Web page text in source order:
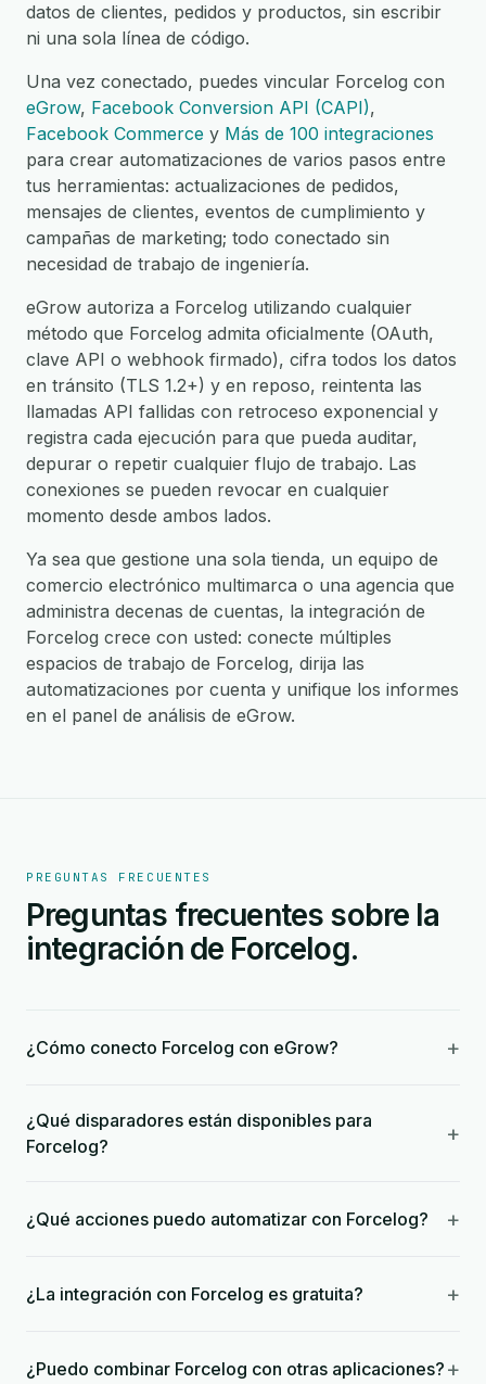
datos de clientes, pedidos y productos, sin escribir
ni una sola línea de código.
Una vez conectado, puedes vincular Forcelog con
eGrow, Facebook Conversion API (CAPI),
Facebook Commerce y Más de 100 integraciones
para crear automatizaciones de varios pasos entre
tus herramientas: actualizaciones de pedidos,
mensajes de clientes, eventos de cumplimiento y
campañas de marketing; todo conectado sin
necesidad de trabajo de ingeniería.
eGrow autoriza a Forcelog utilizando cualquier
método que Forcelog admita oficialmente (OAuth,
clave API o webhook firmado), cifra todos los datos
en tránsito (TLS 1.2+) y en reposo, reintenta las
llamadas API fallidas con retroceso exponencial y
registra cada ejecución para que pueda auditar,
depurar o repetir cualquier flujo de trabajo. Las
conexiones se pueden revocar en cualquier
momento desde ambos lados.
Ya sea que gestione una sola tienda, un equipo de
comercio electrónico multimarca o una agencia que
administra decenas de cuentas, la integración de
Forcelog crece con usted: conecte múltiples
espacios de trabajo de Forcelog, dirija las
automatizaciones por cuenta y unifique los informes
en el panel de análisis de eGrow.
PREGUNTAS FRECUENTES
Preguntas frecuentes sobre la
integración de Forcelog.
¿Cómo conecto Forcelog con eGrow? +
¿Qué disparadores están disponibles para
Forcelog?
+
¿Qué acciones puedo automatizar con Forcelog? +
¿La integración con Forcelog es gratuita? +
¿Puedo combinar Forcelog con otras aplicaciones? +